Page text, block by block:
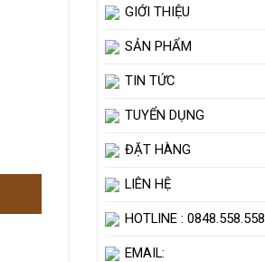
GIỚI THIỆU
SẢN PHẨM
TIN TỨC
TUYỂN DỤNG
ĐẶT HÀNG
LIÊN HỆ
HOTLINE : 0848.558.558
EMAIL: